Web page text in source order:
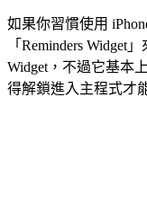
如果你習慣使用
「Reminders Widget
Widget，不過它基本
得解鎖進入主程式才